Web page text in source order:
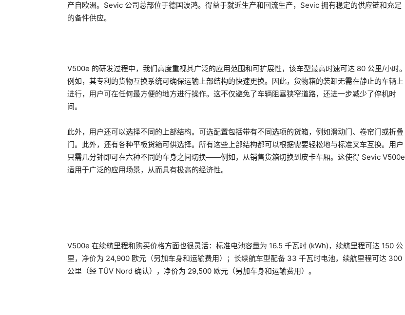
产自欧洲。Sevic 公司总部位于德国波鸿。得益于就近生产和回流生产，Sevic 拥有稳定的供应链和充足
的备件供应。
V500e 的研发过程中，我们高度重视其广泛的应用范围和可扩展性，该车型最高时速可达 80 公里/小时。
例如，其专利的货物互换系统可确保运输上部结构的快速更换。因此，货物箱的装卸无需在静止的车辆上
进行，用户可在任何最方便的地方进行操作。这不仅避免了车辆阻塞狭窄道路，还进一步减少了停机时
间。
此外，用户还可以选择不同的上部结构。可选配置包括带有不同选项的货箱，例如滑动门、卷帘门或折叠
门。此外，还有各种平板货箱可供选择。所有这些上部结构都可以根据需要轻松地与标准叉车互换。用户
只需几分钟即可在六种不同的车身之间切换——例如，从销售货箱切换到皮卡车厢。这使得 Sevic V500e
适用于广泛的应用场景，从而具有极高的经济性。
V500e 在续航里程和购买价格方面也很灵活：标准电池容量为 16.5 千瓦时 (kWh)，续航里程可达 150 公
里，净价为 24,900 欧元（另加车身和运输费用）；长续航车型配备 33 千瓦时电池，续航里程可达 300
公里（经 TÜV Nord 确认），净价为 29,500 欧元（另加车身和运输费用）。